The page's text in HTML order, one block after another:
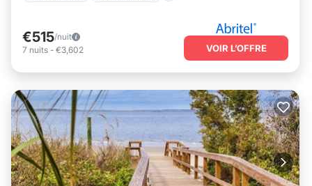
€515/nuit
7 nuits - €3,602 VOIR L’OFFRE